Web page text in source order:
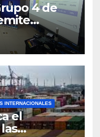
4 de
antes del
INTERNACIONALES
el